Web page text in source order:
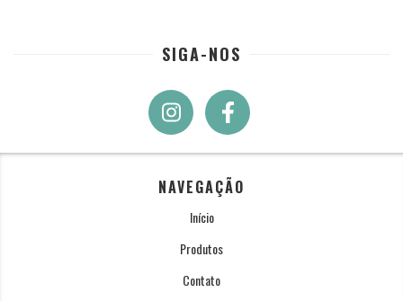
SIGA-NOS
NAVEGAÇÃO
Início
Produtos
Contato